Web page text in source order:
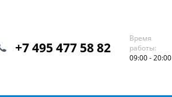
+7 495 477 58 82
Время
работы:
09:00 - 20:00